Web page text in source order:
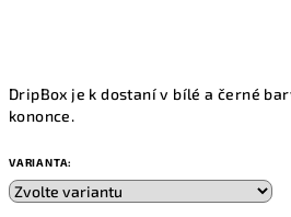
DripBox je k dostaní v bílé a černé
kononce.
VARIANTA: